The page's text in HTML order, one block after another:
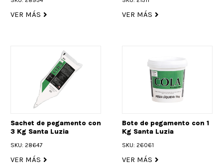
VER MÁS VER MÁS
Sachet de pegamento con
3 Kg Santa Luzia
SKU: 28647
VER MÁS
Bote de pegamento con 1
Kg Santa Luzia
SKU: 26061
VER MÁS